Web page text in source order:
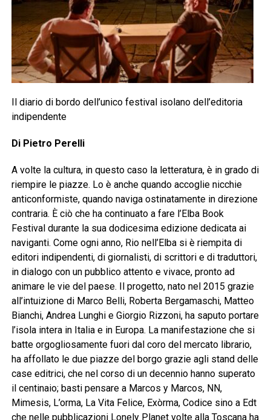
Il diario di bordo dell’unico festival isolano dell’editoria
indipendente
Di Pietro Perelli
A volte la cultura, in questo caso la letteratura, è in grado di
riempire le piazze. Lo è anche quando accoglie nicchie
anticonformiste, quando naviga ostinatamente in direzione
contraria. È ciò che ha continuato a fare l’Elba Book
Festival durante la sua dodicesima edizione dedicata ai
naviganti. Come ogni anno, Rio nell’Elba si è riempita di
editori indipendenti, di giornalisti, di scrittori e di traduttori,
in dialogo con un pubblico attento e vivace, pronto ad
animare le vie del paese. Il progetto, nato nel 2015 grazie
all’intuizione di Marco Belli, Roberta Bergamaschi, Matteo
Bianchi, Andrea Lunghi e Giorgio Rizzoni, ha saputo portare
l’isola intera in Italia e in Europa. La manifestazione che si
batte orgogliosamente fuori dal coro del mercato librario,
ha affollato le due piazze del borgo grazie agli stand delle
case editrici, che nel corso di un decennio hanno superato
il centinaio; basti pensare a Marcos y Marcos, NN,
Mimesis, L’orma, La Vita Felice, Exòrma, Codice sino a Edt
che nelle pubblicazioni Lonely Planet volte alla Toscana ha